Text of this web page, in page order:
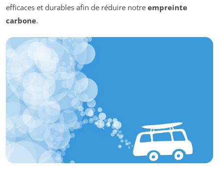
efficaces et durables afin de réduire notre empreinte
carbone.